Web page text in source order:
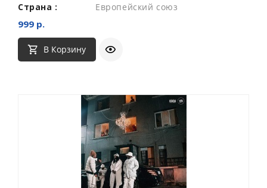
Страна :
Европейский союз
999 р.
В Корзину